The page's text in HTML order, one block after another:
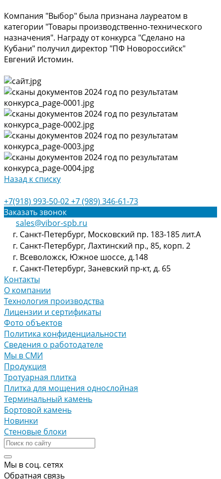
Компания "Выбор" была признана лауреатом в
категории "Товары производственно-технического
назначения". Награду от конкурса "Сделано на
Кубани" получил директор "ПФ Новороссийск"
Евгений Истомин.
Назад к списку
+7(918) 993-50-02+7 (989) 346-61-73
Заказать звонок
sales@vibor-spb.ru
г. Санкт-Петербург, Московский пр. 183-185 лит.А
г. Санкт-Петербург, Лахтинский пр., 85, корп. 2
г. Всеволожск, Южное шоссе, д.148
г. Санкт-Петербург, Заневский пр-кт, д. 65
Контакты
О компании
Технология производства
Лицензии и сертификаты
Фото объектов
Политика конфиденциальности
Сведения о работодателе
Мы в СМИ
Продукция
Тротуарная плитка
Плитка для мощения однослойная
Терминальный камень
Бортовой камень
Новинки
Стеновые блоки
Мы в соц. сетях
Обратная связь